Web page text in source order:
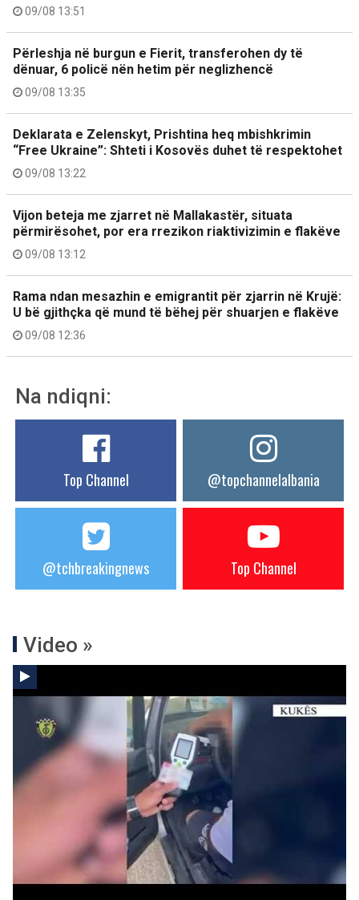
09/08 13:51
Përleshja në burgun e Fierit, transferohen dy të
dënuar, 6 policë nën hetim për neglizhencë
09/08 13:35
Deklarata e Zelenskyt, Prishtina heq mbishkrimin
“Free Ukraine”: Shteti i Kosovës duhet të respektohet
09/08 13:22
Vijon beteja me zjarret në Mallakastër, situata
përmirësohet, por era rrezikon riaktivizimin e flakëve
09/08 13:12
Rama ndan mesazhin e emigrantit për zjarrin në Krujë:
U bë gjithçka që mund të bëhej për shuarjen e flakëve
09/08 12:36
Na ndiqni:
Top Channel @topchannelalbania
@tchbreakingnews Top Channel
Video »